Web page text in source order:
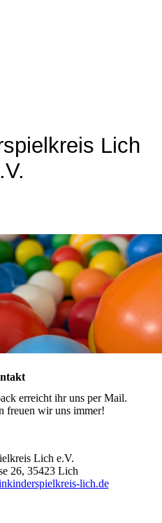
Lich
erreicht ihr uns per Mail.
freuen wir uns immer!
Lich e.V.
26, 35423 Lich
lich.de